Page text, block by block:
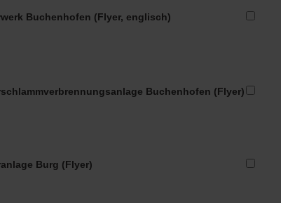
Buchenhofen (Flyer, englisch)
Buchenhofen (Flyer)
Burg (Flyer)